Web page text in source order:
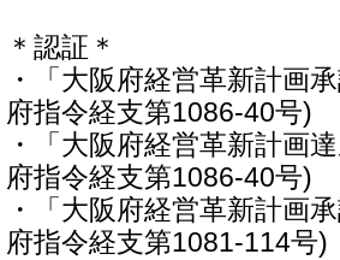
＊認証＊
・「大阪府経営革新計画
府指令経支第1086-40号)
・「大阪府経営革新計画
府指令経支第1086-40号)
・「大阪府経営革新計画
府指令経支第1081-114号)